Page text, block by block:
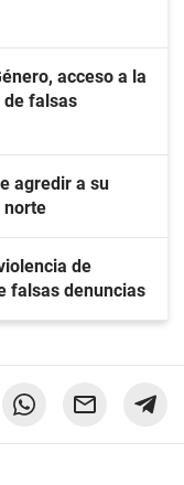
acceso a la
de falsas
agredir a su
norte
de
falsas denuncias